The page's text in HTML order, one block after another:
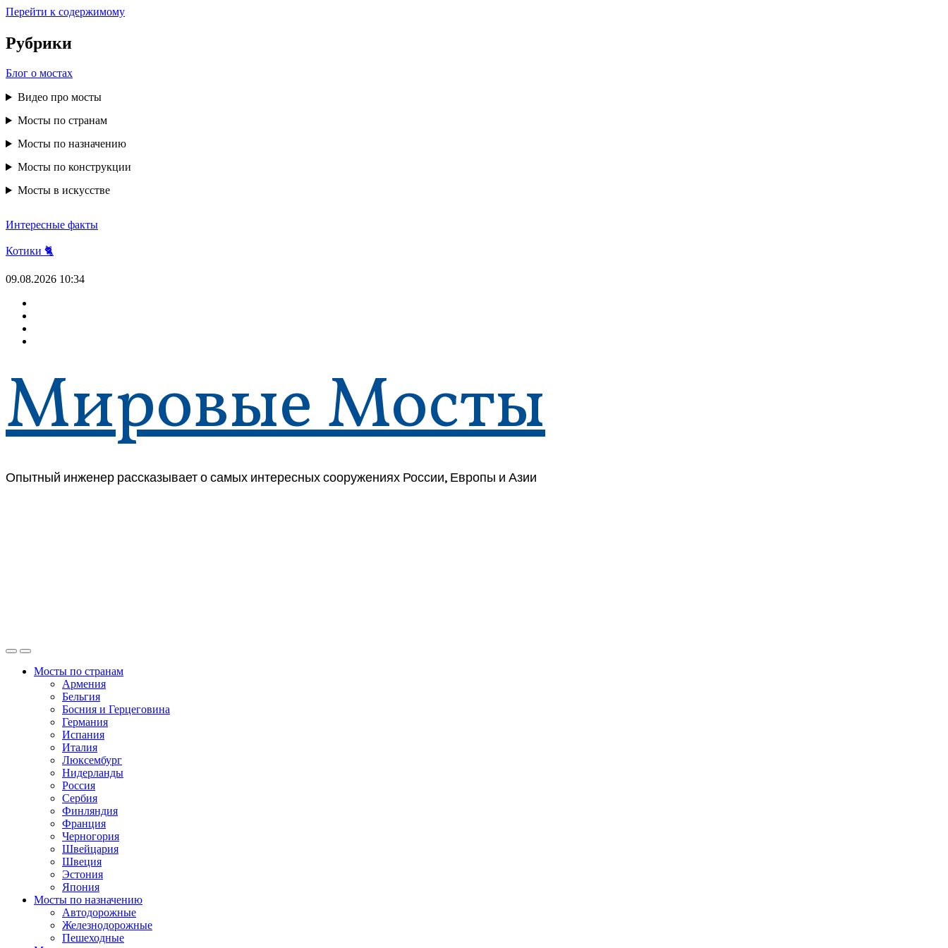
Перейти к содержимому
Рубрики
Блог о мостах
Видео про мосты
Мосты по странам
Мосты по назначению
Мосты по конструкции
Мосты в искусстве
Интересные факты
Котики 🐈
09.08.2026 10:34
Мировые Мосты
Опытный инженер рассказывает о самых интересных сооружениях России, Европы и Азии
Мосты по странам
Армения
Бельгия
Босния и Герцеговина
Германия
Испания
Италия
Люксембург
Нидерланды
Россия
Сербия
Финляндия
Франция
Черногория
Швейцария
Швеция
Эстония
Япония
Мосты по назначению
Автодорожные
Железнодорожные
Пешеходные